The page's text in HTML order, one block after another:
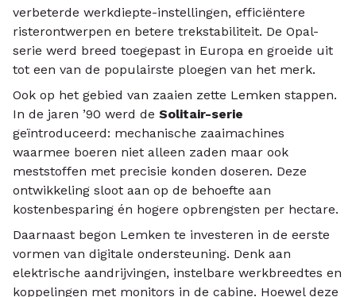
verbeterde werkdiepte-instellingen, efficiëntere
risterontwerpen en betere trekstabiliteit. De Opal-
serie werd breed toegepast in Europa en groeide uit
tot een van de populairste ploegen van het merk.
Ook op het gebied van zaaien zette Lemken stappen.
In de jaren ’90 werd de Solitair-serie
geïntroduceerd: mechanische zaaimachines
waarmee boeren niet alleen zaden maar ook
meststoffen met precisie konden doseren. Deze
ontwikkeling sloot aan op de behoefte aan
kostenbesparing én hogere opbrengsten per hectare.
Daarnaast begon Lemken te investeren in de eerste
vormen van digitale ondersteuning. Denk aan
elektrische aandrijvingen, instelbare werkbreedtes en
koppelingen met monitors in de cabine. Hoewel deze